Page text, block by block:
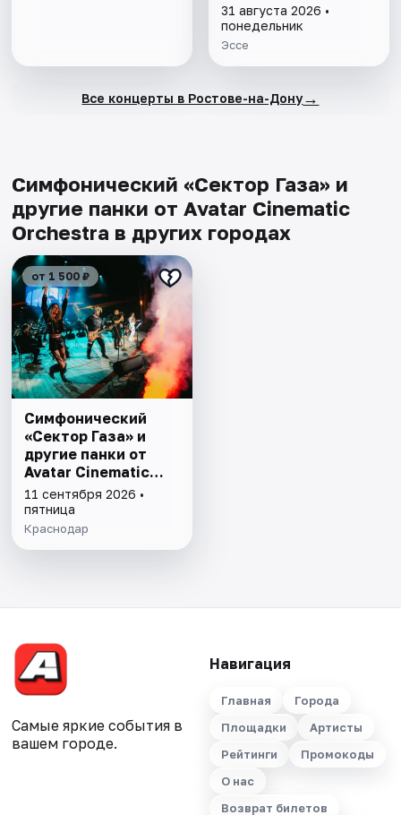
31 августа 2026 •
понедельник
Эссе
Все концерты в Ростове-на-Дону→
Симфонический «Сектор Газа» и
другие панки от Avatar Cinematic
Orchestra в других городах
от 1 500 ₽
Симфонический
«Сектор Газа» и
другие панки от
Avatar Cinematic
Orchestra
11 сентября 2026 •
пятница
Краснодар
Самые яркие события в
вашем городе.
Навигация
Главная
Города
Площадки
Артисты
Рейтинги
Промокоды
О нас
Возврат билетов